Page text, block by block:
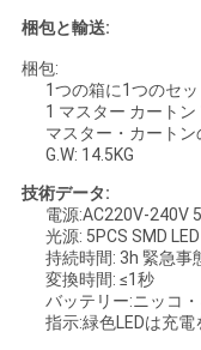
さ
い
図
梱包と輸送:
梱包:
1つの箱に1つのセッ
1 マスター カートン
マスター・カート
G.W: 14.5KG
技術データ:
電源:AC220V-240V
光源: 5PCS SMD LED
持続時間: 3h 緊急事
変換時間: ≤1秒
バッテリー:ニッコ
指示:緑色LEDは充電